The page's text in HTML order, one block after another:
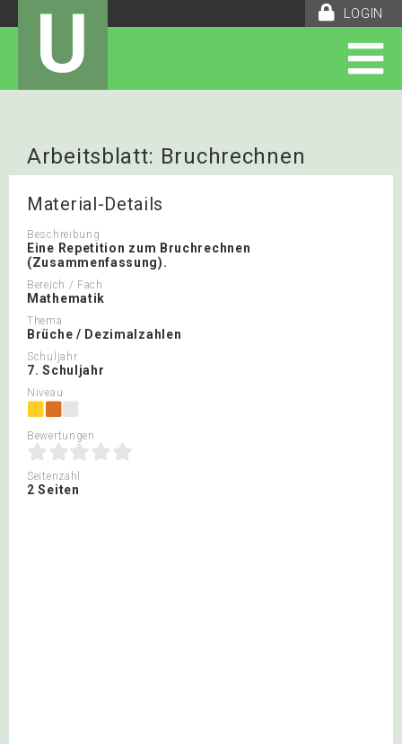
LOGIN
U
Arbeitsblatt: Bruchrechnen
Repetition
Material-Details
Beschreibung
Eine Repetition zum Bruchrechnen
(Zusammenfassung).
Bereich / Fach
Mathematik
Thema
Brüche / Dezimalzahlen
Schuljahr
7. Schuljahr
Niveau
Bewertungen
Seitenzahl
2 Seiten